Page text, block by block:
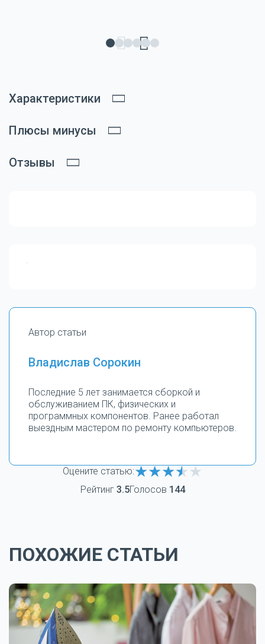
Характеристики
Плюсы минусы
Отзывы
Автор статьи
Владислав Сорокин
Последние 5 лет занимается сборкой и
обслуживанием ПК, физических и
программных компонентов. Ранее работал
выездным мастером по ремонту компьютеров.
Оцените статью:
Рейтинг 3.5Голосов 144
ПОХОЖИЕ СТАТЬИ